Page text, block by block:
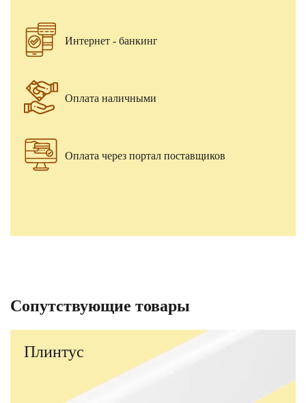
Интернет - банкинг
Оплата наличными
Оплата через портал поставщиков
Сопутствующие товары
Плинтус